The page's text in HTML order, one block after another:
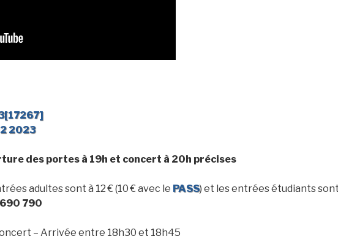
2023
des portes à 19h et concert à 20h précises
adultes sont à 12 € (10 € avec le PASS) et les entrées étudiants
790
– Arrivée entre 18h30 et 18h45